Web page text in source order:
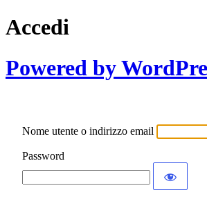
Accedi
Powered by
Nome utente o indirizzo email
Password